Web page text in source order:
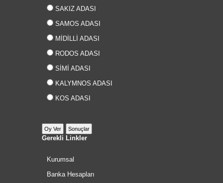
SAKIZ ADASI
SAMOS ADASI
MİDİLLİ ADASI
RODOS ADASI
SİMİ ADASI
KALYMNOS ADASI
KOS ADASI
Gerekli Linkler
Kurumsal
Banka Hesapları